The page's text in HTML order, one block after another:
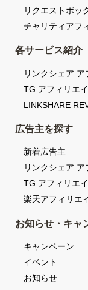
リクエストボッ
チャリティアフ
各サービス紹介
リンクシェア ア
TG アフィリエ
LINKSHARE
広告主を探す
新着広告主
リンクシェア
TG アフィリエ
楽天アフィリエ
お知らせ・キャ
キャンペーン
イベント
お知らせ